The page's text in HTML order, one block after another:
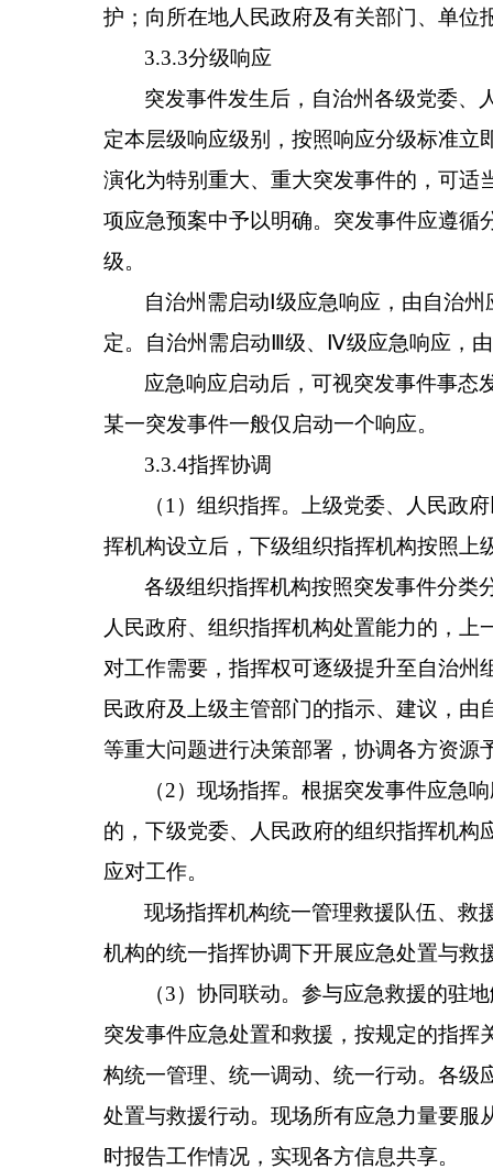
护；向所在地人民政府及有关部门、单位
3.3.3分级响应
突发事件发生后，自治州各级党委、
定本层级响应级别，按照响应分级标准
演化为特别重大、重大突发事件的，可适
项应急预案中予以明确。突发事件应遵
级。
自治州需启动Ⅰ级应急响应，由自治
定。自治州需启动Ⅲ级、Ⅳ级应急响应，
应急响应启动后，可视突发事件事态
某一突发事件一般仅启动一个响应。
3.3.4指挥协调
（1）组织指挥。上级党委、人民政
挥机构设立后，下级组织指挥机构按照上
各级组织指挥机构按照突发事件分类
人民政府、组织指挥机构处置能力的，
对工作需要，指挥权可逐级提升至自治
民政府及上级主管部门的指示、建议，
等重大问题进行决策部署，协调各方资源
（2）现场指挥。根据突发事件应急
的，下级党委、人民政府的组织指挥机
应对工作。
现场指挥机构统一管理救援队伍、救
机构的统一指挥协调下开展应急处置与救
（3）协同联动。参与应急救援的驻
突发事件应急处置和救援，按规定的指
构统一管理、统一调动、统一行动。各级
处置与救援行动。现场所有应急力量要服
时报告工作情况，实现各方信息共享。